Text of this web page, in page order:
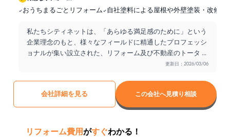
おうちまるごとリフォーム 自社塗料による屋根や外壁塗装・改修工
私たちシティネットは、「あらゆる満足感のために」という
企業理念のもと、様々なフィールドに精通したプロフェッシ
ョナルが集い設立された、リフォーム及び不動産のトータ ...
更新日：2026/03/06
会社詳細を見る この会社へ見積り相談
リフォーム費用がすぐわかる！